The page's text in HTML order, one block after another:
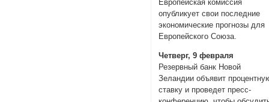
Европейская комиссия
опубликует свои последние
экономические прогнозы для
Европейского Союза.
Четверг, 9 февраля
Резервный банк Новой
Зеландии объявит
ставку и проведет пресс-